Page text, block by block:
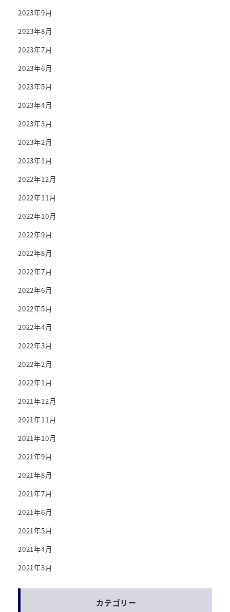
2023年9月
2023年8月
2023年7月
2023年6月
2023年5月
2023年4月
2023年3月
2023年2月
2023年1月
2022年12月
2022年11月
2022年10月
2022年9月
2022年8月
2022年7月
2022年6月
2022年5月
2022年4月
2022年3月
2022年2月
2022年1月
2021年12月
2021年11月
2021年10月
2021年9月
2021年8月
2021年7月
2021年6月
2021年5月
2021年4月
2021年3月
カテゴリー